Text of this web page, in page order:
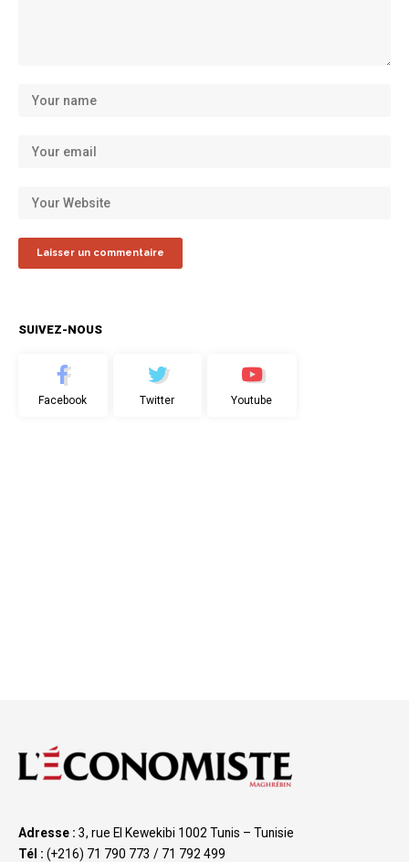
SUIVEZ-NOUS
Facebook Twitter Youtube
Adresse : 3, rue El Kewekibi 1002 Tunis – Tunisie
Tél : (+216) 71 790 773 / 71 792 499